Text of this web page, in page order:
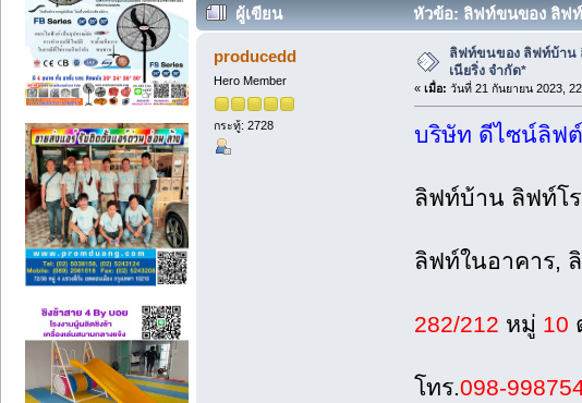
ผู้เขียน หัวข้อ: ลิฟท์ขนของ ลิฟท์
producedd
Hero Member
กระทู้: 2728
ลิฟท์ขนของ ลิฟท์บ้าน
เนียริ่ง จำกัด*
« เมื่อ: วันที่ 21 กันยายน 2023,
บริษัท ดีไซน์ลิฟ
ลิฟท์บ้าน ลิฟท์โร
ลิฟท์ในอาคาร,
282/212 หมู่ 10
โทร.098-